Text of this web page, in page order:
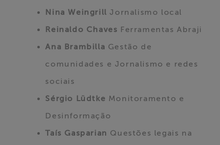
Nina Weingrill Jornalismo local
Reinaldo Chaves Ferramentas Abraji
Ana Brambilla Gestão de
comunidades e Jornalismo e redes
sociais
Sérgio Lüdtke Monitoramento e
Desinformação
Taís Gasparian Questões legais na